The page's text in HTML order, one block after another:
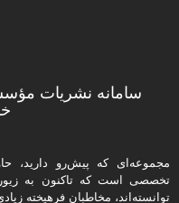
سامانه نشریات
مجموعه‌ای که پیش‌رو دارید،‌
تخصصی است که تاکنون به
توانسته‌اند، مخاطبان فرهیخته‌